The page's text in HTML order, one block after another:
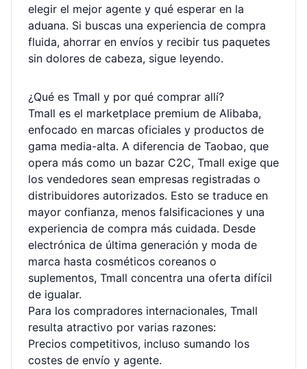
elegir el mejor agente y qué esperar en la
aduana. Si buscas una experiencia de compra
fluida, ahorrar en envíos y recibir tus paquetes
sin dolores de cabeza, sigue leyendo.
¿Qué es Tmall y por qué comprar allí?
Tmall es el marketplace premium de Alibaba,
enfocado en marcas oficiales y productos de
gama media-alta. A diferencia de Taobao, que
opera más como un bazar C2C, Tmall exige que
los vendedores sean empresas registradas o
distribuidores autorizados. Esto se traduce en
mayor confianza, menos falsificaciones y una
experiencia de compra más cuidada. Desde
electrónica de última generación y moda de
marca hasta cosméticos coreanos o
suplementos, Tmall concentra una oferta difícil
de igualar.
Para los compradores internacionales, Tmall
resulta atractivo por varias razones:
Precios competitivos, incluso sumando los
costes de envío y agente.